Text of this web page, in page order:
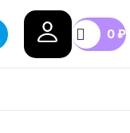
0₽